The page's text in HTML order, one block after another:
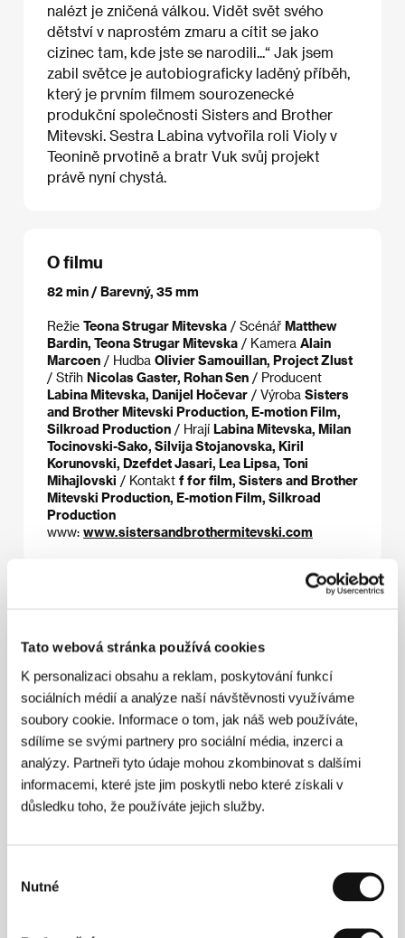
Tato webová stránka používá cookies
K personalizaci obsahu a reklam, poskytování funkcí
sociálních médií a analýze naší návštěvnosti využíváme
soubory cookie. Informace o tom, jak náš web používáte,
sdílíme se svými partnery pro sociální média, inzerci a
analýzy. Partneři tyto údaje mohou zkombinovat s dalšími
informacemi, které jste jim poskytli nebo které získali v
důsledku toho, že používáte jejich služby.
souhlasu
Nutné
nalézt je zničená válkou. Vidět svět svého
dětství v naprostém zmaru a cítit se jako
cizinec tam, kde jste se narodili...“ Jak jsem
zabil světce je autobiograficky laděný příběh,
který je prvním filmem sourozenecké
produkční společnosti Sisters and Brother
Mitevski. Sestra Labina vytvořila roli Violy v
Teonině prvotině a bratr Vuk svůj projekt
právě nyní chystá.
O filmu
82 min / Barevný, 35 mm
Režie Teona Strugar Mitevska / Scénář Matthew
Bardin, Teona Strugar Mitevska / Kamera Alain
Marcoen / Hudba Olivier Samouillan, Project Zlust
/ Střih Nicolas Gaster, Rohan Sen / Producent
Labina Mitevska, Danijel Hočevar / Výroba Sisters
and Brother Mitevski Production, E-motion Film,
Silkroad Production / Hrají Labina Mitevska, Milan
Tocinovski-Sako, Silvija Stojanovska, Kiril
Korunovski, Dzefdet Jasari, Lea Lipsa, Toni
Mihajlovski / Kontakt f for film, Sisters and Brother
Mitevski Production, E-motion Film, Silkroad
Production
www: www.sistersandbrothermitevski.com
Teona Strugar Mitevská(1974, Skopje, Makedonie)
post umělecké ředitelky mezinárodních reklamních
společností (jako například Saatchi &amp; Saatchi) ji